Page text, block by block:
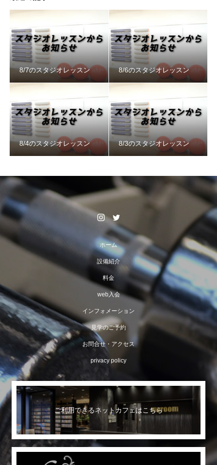
8/7のスタジオレッスン 8/6のスタジオレッスン
8/4のスタジオレッスン 8/3のスタジオレッスン
ホーム
設備紹介
料金
web入会
インフォメーション
見学のご予約
お問合せ・アクセス
privacy policy
ご利用できるネットカフェはこちら